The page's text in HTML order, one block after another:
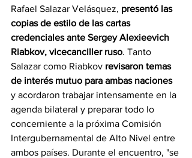
Rafael Salazar Velásquez, presentó las
copias de estilo de las cartas
credenciales ante Sergey Alexieevich
Riabkov, vicecanciller ruso. Tanto
Salazar como Riabkov revisaron temas
de interés mutuo para ambas naciones
y acordaron trabajar intensamente en la
agenda bilateral y preparar todo lo
concerniente a la próxima Comisión
Intergubernamental de Alto Nivel entre
ambos países. Durante el encuentro, "se